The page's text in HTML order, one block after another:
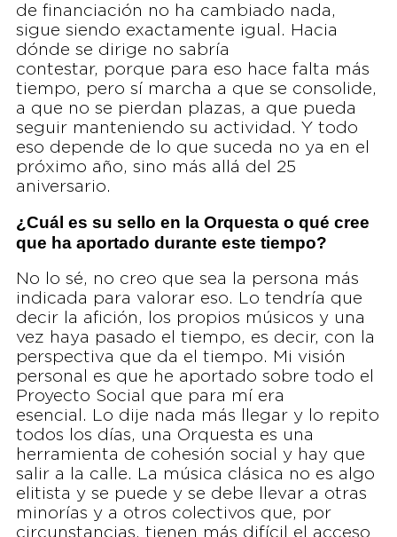
de financiación no ha cambiado nada,
sigue siendo exactamente igual. Hacia
dónde se dirige no sabría
contestar, porque para eso hace falta más
tiempo, pero sí marcha a que se consolide,
a que no se pierdan plazas, a que pueda
seguir manteniendo su actividad. Y todo
eso depende de lo que suceda no ya en el
próximo año, sino más allá del 25
aniversario.
¿Cuál es su sello en la Orquesta o qué cree
que ha aportado durante este tiempo?
No lo sé, no creo que sea la persona más
indicada para valorar eso. Lo tendría que
decir la afición, los propios músicos y una
vez haya pasado el tiempo, es decir, con la
perspectiva que da el tiempo. Mi visión
personal es que he aportado sobre todo el
Proyecto Social que para mí era
esencial. Lo dije nada más llegar y lo repito
todos los días, una Orquesta es una
herramienta de cohesión social y hay que
salir a la calle. La música clásica no es algo
elitista y se puede y se debe llevar a otras
minorías y a otros colectivos que, por
circunstancias, tienen más difícil el acceso